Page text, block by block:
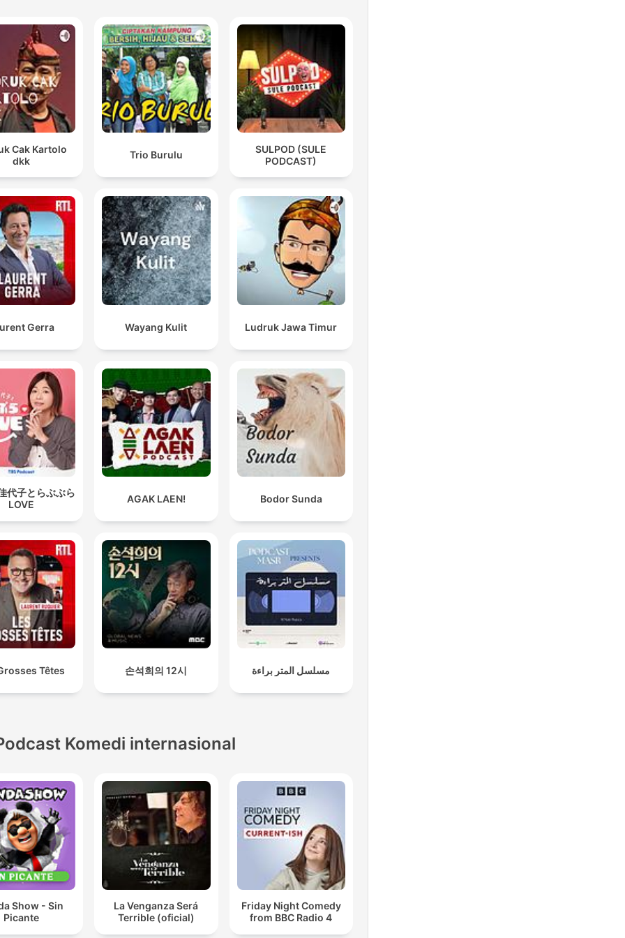
Não sejam forretas, depilação caseira, não é para
meninos, vão um profissional.
00:11:26 · A lição final e o conselho do ouvinte após a sua
experiência traumática.
Cak Kartolo
dkk
Trio Burulu
SULPOD (SULE
PODCAST)
Gerra Wayang Kulit Ludruk Jawa Timur
代子とらぶぶら
LOVE
AGAK LAEN! Bodor Sunda
Têtes 손석희의 12시 مسلسل المتر براءة
Komedi internasional
Show - Sin
Picante
La Venganza Será
Terrible (oficial)
Friday Night Comedy
from BBC Radio 4